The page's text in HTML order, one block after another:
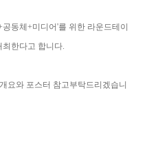
동체+미디어'를 위한 라운드테이
최한다고 합니다.
요와 포스터 참고부탁드리겠습니